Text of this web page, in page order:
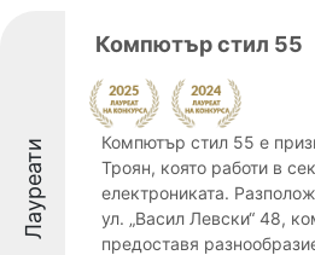
Лауреати
Компютър стил 55
Компютър стил 55 е
Троян, която работи в
електрониката.
ул. „Васил Левски“ 48,
предоставя